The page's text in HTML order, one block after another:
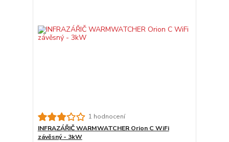
1 hodnocení
INFRAZÁŘIČ WARMWATCHER Orion C WiFi
závěsný - 3kW